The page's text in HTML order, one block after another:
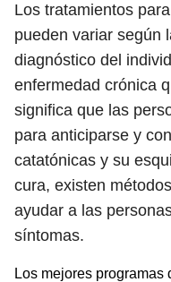
Los tratamientos
pueden variar según
diagnóstico del
enfermedad crónica
significa que las
para anticiparse y
catatónicas y su
cura, existen
ayudar a las
síntomas.
Los mejores programas